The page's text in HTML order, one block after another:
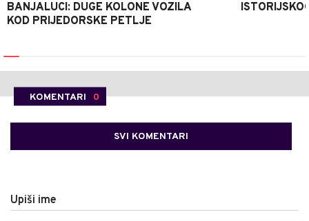
BANJALUCI: DUGE KOLONE VOZILA
KOD PRIJEDORSKE PETLJE
KOMENTARI 0
SVI KOMENTARI
Upiši ime